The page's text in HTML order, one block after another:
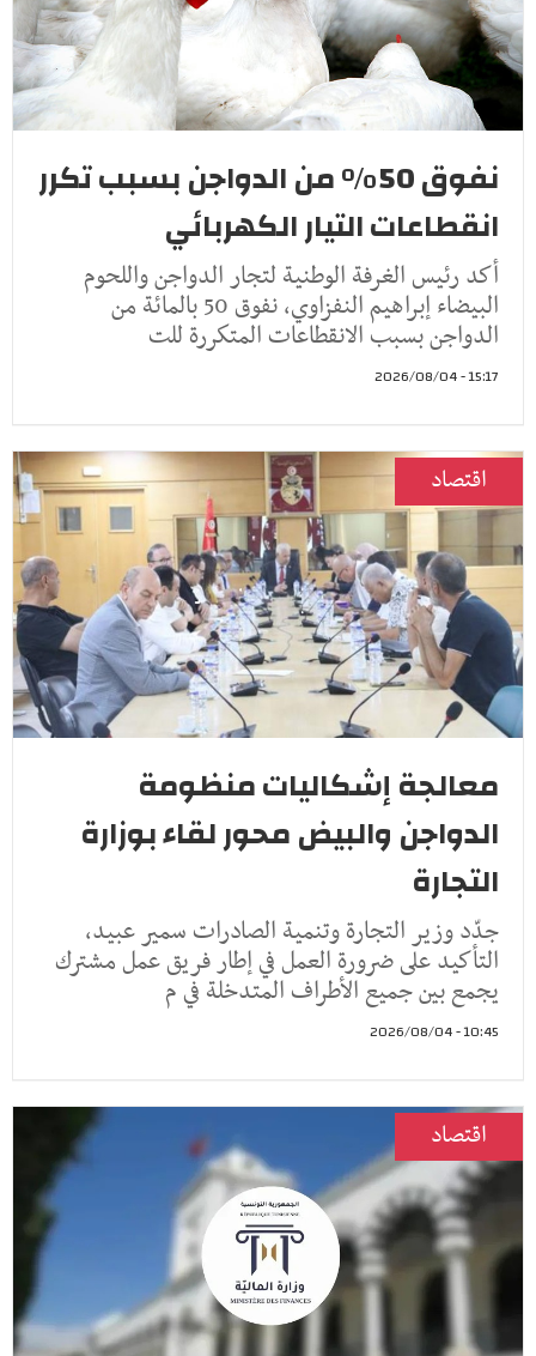
نفوق 50% من الدواجن بسبب تكرر
انقطاعات التيار الكهربائي
أكد رئيس الغرفة الوطنية لتجار الدواجن واللحوم
البيضاء إبراهيم النفزاوي، نفوق 50 بالمائة من
الدواجن بسبب الانقطاعات المتكررة للت
15:17 - 2026/08/04
اقتصاد
معالجة إشكاليات منظومة
الدواجن والبيض محور لقاء بوزارة
التجارة
جدّد وزير التجارة وتنمية الصادرات سمير عبيد،
التأكيد على ضرورة العمل في إطار فريق عمل مشترك
يجمع بين جميع الأطراف المتدخلة في م
10:45 - 2026/08/04
اقتصاد